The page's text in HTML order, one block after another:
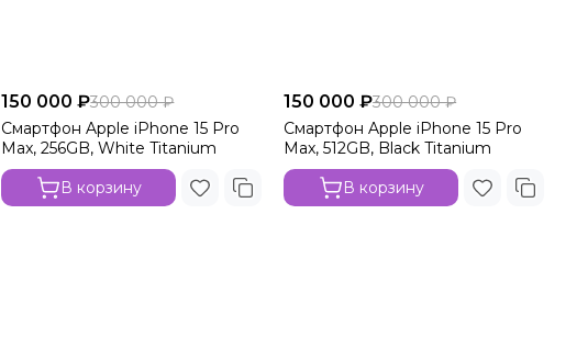
150 000 ₽300 000 ₽
Смартфон Apple iPhone 15 Pro
Max, 256GB, White Titanium
В корзину
150 000 ₽300 000 ₽
Смартфон Apple iPhone 15 Pro
Max, 512GB, Black Titanium
В корзину